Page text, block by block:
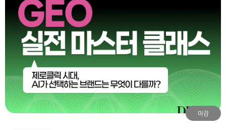
마감